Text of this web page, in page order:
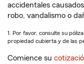
accidentales
robo, vandalismo o
1. Por favor, consulte su
propiedad cubierta y de las
Comience su